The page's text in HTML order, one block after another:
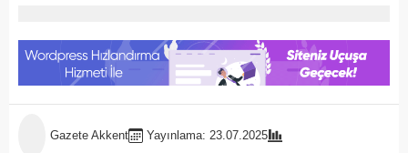
Gazete Akkent Yayınlama: 23.07.2025